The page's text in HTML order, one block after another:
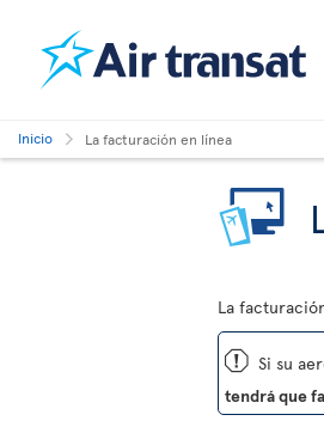
Inicio La facturación en línea
La
ü Si su
tendrá que